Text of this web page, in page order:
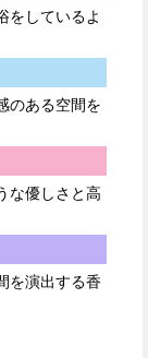
をしているよ
のある空間を
な優しさと高
を演出する香